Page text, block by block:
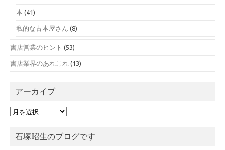
本 (41)
私的な古本屋さん (8)
書店営業のヒント (53)
書店業界のあれこれ (13)
アーカイブ
ア
イ石塚昭生のブログです